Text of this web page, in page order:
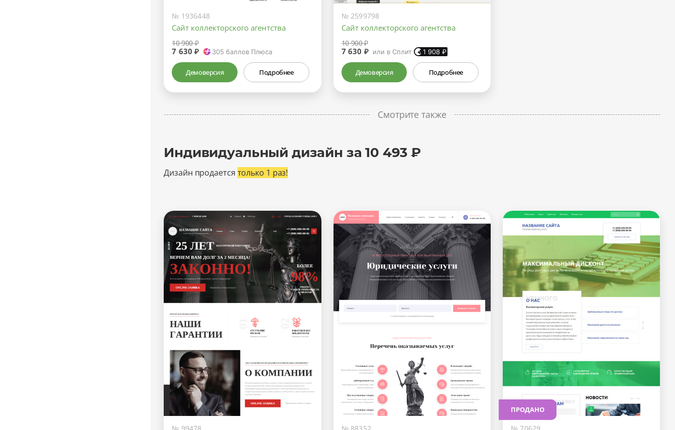
№ 1936448
Сайт коллекторского агентства
10 900 ₽
7 630 ₽ 305 баллов Плюса
Демоверсия Подробнее
№ 2599798
Сайт коллекторского агентства
10 900 ₽
7 630 ₽ или в Сплит 1 908 ₽
Демоверсия Подробнее
Смотрите также
Индивидуальный дизайн за 10 493 ₽
Дизайн продается только 1 раз!
ПРОДАНО